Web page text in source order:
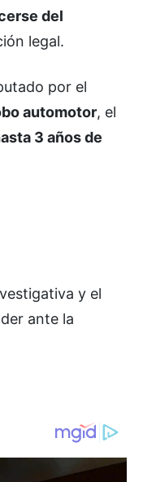
del
legal.
por el
automotor, el
3 años de
y el
ante la